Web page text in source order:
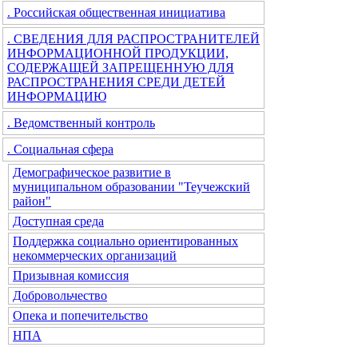
. Российская общественная инициатива
. СВЕДЕНИЯ ДЛЯ РАСПРОСТРАНИТЕЛЕЙ
ИНФОРМАЦИОННОЙ ПРОДУКЦИИ,
СОДЕРЖАЩЕЙ ЗАПРЕЩЕННУЮ ДЛЯ
РАСПРОСТРАНЕНИЯ СРЕДИ ДЕТЕЙ
ИНФОРМАЦИЮ
. Ведомственный контроль
. Социальная сфера
Демографическое развитие в
муниципальном образовании "Теучежский
район"
Доступная среда
Поддержка социально ориентированных
некоммерческих организаций
Призывная комиссия
Добровольчество
Опека и попечительство
НПА